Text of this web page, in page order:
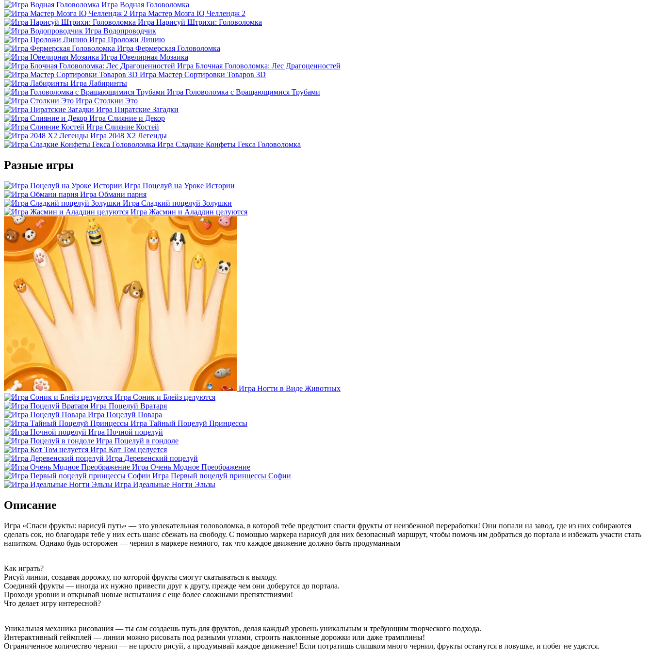
Игра Водная Головоломка
Игра Мастер Мозга IQ Челлендж 2
Игра Нарисуй Штрихи: Головоломка
Игра Водопроводчик
Игра Проложи Линию
Игра Фермерская Головоломка
Игра Ювелирная Мозаика
Игра Блочная Головоломка: Лес Драгоценностей
Игра Мастер Сортировки Товаров 3D
Игра Лабиринты
Игра Головоломка с Вращающимися Трубами
Игра Столкни Это
Игра Пиратские Загадки
Игра Слияние и Декор
Игра Слияние Костей
Игра 2048 X2 Легенды
Игра Сладкие Конфеты Гекса Головоломка
Разные игры
Игра Поцелуй на Уроке Истории
Игра Обмани парня
Игра Сладкий поцелуй Золушки
Игра Жасмин и Аладдин целуются
Игра Ногти в Виде Животных
Игра Соник и Блейз целуются
Игра Поцелуй Вратаря
Игра Поцелуй Повара
Игра Тайный Поцелуй Принцессы
Игра Ночной поцелуй
Игра Поцелуй в гондоле
Игра Кот Том целуется
Игра Деревенский поцелуй
Игра Очень Модное Преображение
Игра Первый поцелуй принцессы Софии
Игра Идеальные Ногти Эльзы
Описание
Игра «Спаси фрукты: нарисуй путь» — это увлекательная головоломка, в которой тебе предстоит спасти фрукты от неизбежной переработки! Они попали на завод, где из них собираются
сделать сок, но благодаря тебе у них есть шанс сбежать на свободу. С помощью маркера нарисуй для них безопасный маршрут, чтобы помочь им добраться до портала и избежать участи стать
напитком. Однако будь осторожен — чернил в маркере немного, так что каждое движение должно быть продуманным
Как играть?
Рисуй линии, создавая дорожку, по которой фрукты смогут скатываться к выходу.
Соединяй фрукты — иногда их нужно привести друг к другу, прежде чем они доберутся до портала.
Проходи уровни и открывай новые испытания с еще более сложными препятствиями!
Что делает игру интересной?
Уникальная механика рисования — ты сам создаешь путь для фруктов, делая каждый уровень уникальным и требующим творческого подхода.
Интерактивный геймплей — линии можно рисовать под разными углами, строить наклонные дорожки или даже трамплины!
Ограниченное количество чернил — не просто рисуй, а продумывай каждое движение! Если потратишь слишком много чернил, фрукты останутся в ловушке, и побег не удастся.